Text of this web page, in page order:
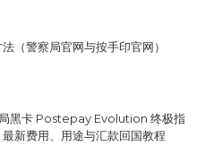
（警察局官网与按手印官网）
黑卡 Postepay Evolution 终极指
新费用、用途与汇款回国教程